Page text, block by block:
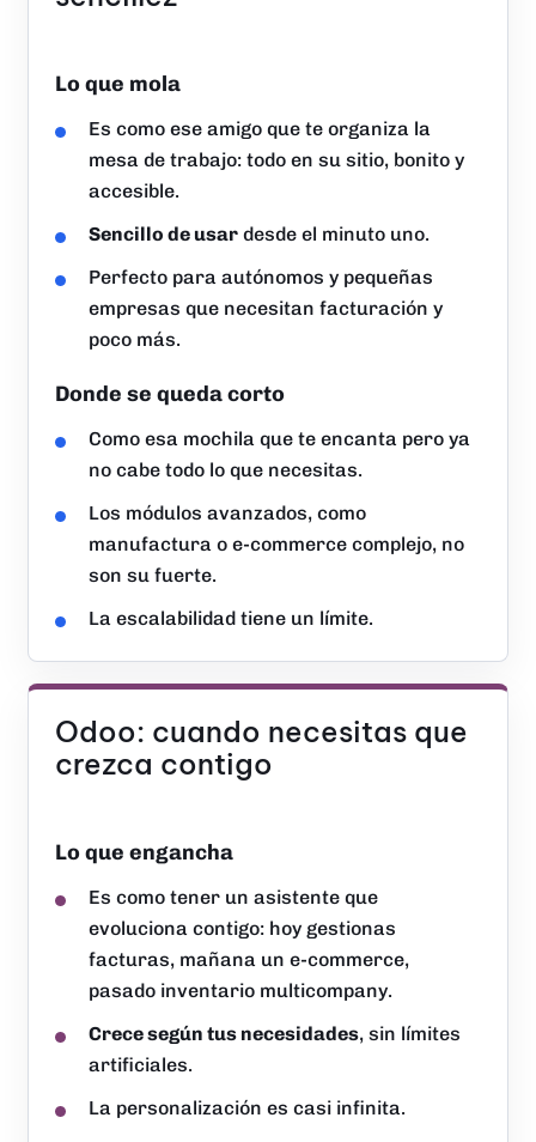
Lo que mola
Es como ese amigo que te organiza la
mesa de trabajo: todo en su sitio, bonito y
accesible.
Sencillo de usar desde el minuto uno.
Perfecto para autónomos y pequeñas
empresas que necesitan facturación y
poco más.
Donde se queda corto
Como esa mochila que te encanta pero ya
no cabe todo lo que necesitas.
Los módulos avanzados, como
manufactura o e-commerce complejo, no
son su fuerte.
La escalabilidad tiene un límite.
Odoo: cuando necesitas que
crezca contigo
Lo que engancha
Es como tener un asistente que
evoluciona contigo: hoy gestionas
facturas, mañana un e-commerce,
pasado inventario multicompany.
Crece según tus necesidades, sin límites
artificiales.
La personalización es casi infinita.